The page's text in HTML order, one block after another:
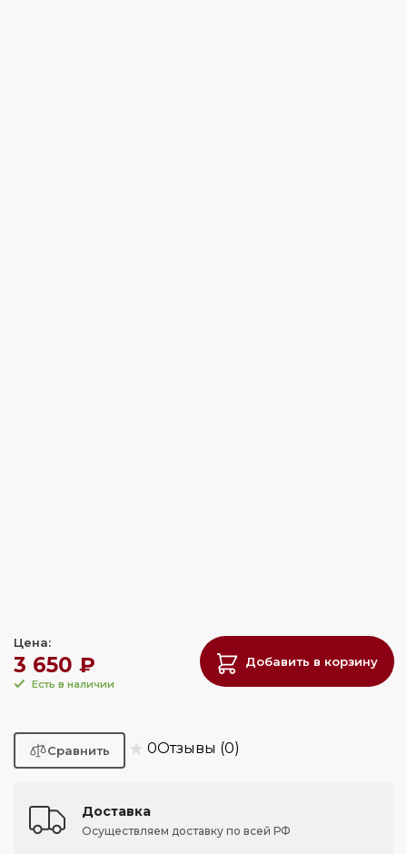
Цена:
3 650 ₽
Есть в наличии
Добавить в корзину
★ 0Отзывы (0)
Доставка
Осуществляем доставку по всей РФ